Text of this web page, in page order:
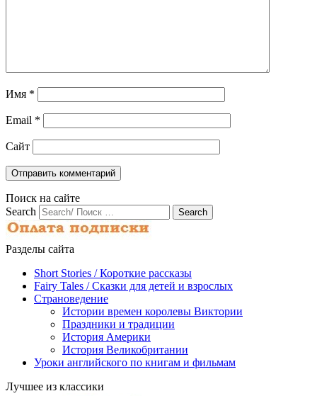
Имя *
Email *
Сайт
Поиск на сайте
Search
Разделы сайта
Short Stories / Короткие рассказы
Fairy Tales / Cказки для детей и взрослых
Страноведение
Истории времен королевы Виктории
Праздники и традиции
История Америки
История Великобритании
Уроки английского по книгам и фильмам
Лучшее из классики